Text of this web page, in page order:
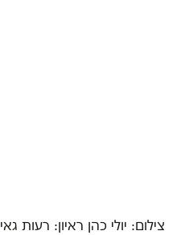
צילום: יולי כהן ראיון: רעות גאי